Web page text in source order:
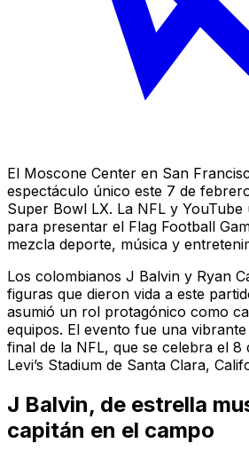
El Moscone Center en San
espectáculo único este 7 de
Super Bowl LX. La NFL y
para presentar el Flag Football
mezcla deporte, música y
Los colombianos J Balvin y Ryan
figuras que dieron vida a este
asumió un rol protagónico como
equipos. El evento fue una
final de la NFL, que se celebra el
Levi’s Stadium de Santa Clara,
J Balvin, de estrella
capitán en el campo